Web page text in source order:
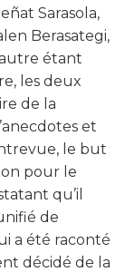
Sarasola,
Berasategi,
étant
les deux
de la
et
le but
pour le
qu’il
de
a été raconté
décidé de la